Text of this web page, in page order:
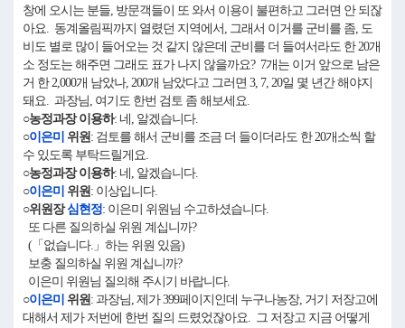
창에 오시는 분들, 방문객들이 또 와서 이용이 불편하고 그러면 안 되잖
아요. 동계올림픽까지 열렸던 지역에서, 그래서 이거를 군비를 좀, 도
비도 별로 많이 들어오는 것 같지 않은데 군비를 더 들여서라도 한 20개
소 정도는 해주면 그래도 표가 나지 않을까요? 7개는 이거 앞으로 남은
거 한 2,000개 남았나, 200개 남았다고 그러면 3, 7, 20일 몇 년간 해야지
돼요. 과장님, 여기도 한번 검토 좀 해보세요.
○농정과장 이용하: 네, 알겠습니다.
○이은미 위원: 검토를 해서 군비를 조금 더 들이더라도 한 20개소씩 할
수 있도록 부탁드릴게요.
○농정과장 이용하: 네, 알겠습니다.
○이은미 위원: 이상입니다.
○위원장심현정: 이은미 위원님 수고하셨습니다.
또 다른 질의하실 위원 계십니까?
(「없습니다.」하는 위원 있음)
보충 질의하실 위원 계십니까?
이은미 위원님 질의해 주시기 바랍니다.
○이은미 위원: 과장님, 제가 399페이지인데 누구나농장, 거기 저장고에
대해서 제가 저번에 한번 질의 드렸었잖아요. 그 저장고 지금 어떻게